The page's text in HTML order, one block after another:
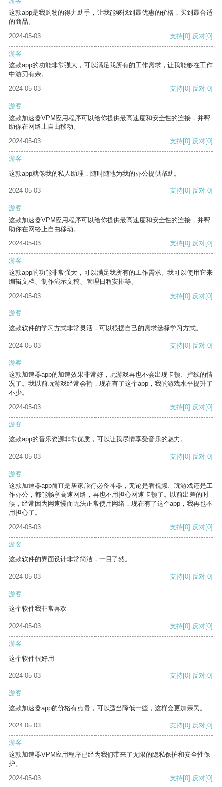
这款app是我购物的得力助手，让我能够找到最优惠的价格，买到最合适
的商品。
2024-05-03
支持[0] 反对[0]
游客
这款app的功能非常强大，可以满足我所有的工作需求，让我能够在工作
中游刃有余。
2024-05-03
支持[0] 反对[0]
游客
这款加速器VPM应用程序可以给你提供最高速度和安全性的连接，并帮
助你在网络上自由移动。
2024-05-03
支持[0] 反对[0]
游客
这款app就像我的私人助理，随时随地为我的办公提供帮助。
2024-05-03 支持[0] 反对[0]
游客
这款加速器VPM应用程序可以给你提供最高速度和安全性的连接，并帮
助你在网络上自由移动。
2024-05-03
支持[0] 反对[0]
游客
这款app的功能非常强大，可以满足我所有的工作需求。我可以使用它来
编辑文档、制作演示文稿、管理日程安排等。
2024-05-03
支持[0] 反对[0]
游客
这款软件的学习方式非常灵活，可以根据自己的需求选择学习方式。
2024-05-03 支持[0] 反对[0]
游客
这款加速器app的加速效果非常好，玩游戏再也不会出现卡顿、掉线的情
况了。我以前玩游戏经常会输，现在有了这个app，我的游戏水平提升了
不少。
2024-05-03
支持[0] 反对[0]
游客
这款app的音乐资源非常优质，可以让我尽情享受音乐的魅力。
2024-05-03 支持[0] 反对[0]
游客
这款加速器app简直是居家旅行必备神器，无论是看视频、玩游戏还是工
作办公，都能畅享高速网络，再也不用担心网速卡顿了。以前出差的时
候，经常因为网速慢而无法正常使用网络，现在有了这个app，我再也不
用担心了。
2024-05-03
支持[0] 反对[0]
游客
这款软件的界面设计非常简洁，一目了然。
2024-05-03 支持[0] 反对[0]
游客
这个软件我非常喜欢
2024-05-03 支持[0] 反对[0]
游客
这个软件很好用
2024-05-03 支持[0] 反对[0]
游客
这款加速器app的价格有点贵，可以适当降低一些，这样会更加亲民。
2024-05-03 支持[0] 反对[0]
游客
这款加速器VPM应用程序已经为我们带来了无限的隐私保护和安全性保
护。
2024-05-03
支持[0] 反对[0]